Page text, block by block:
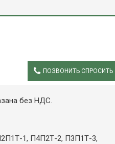
ПОЗВОНИТЬ СПРОСИТЬ
без НДС.
1, П4П2Т-2, П3П1Т-3,